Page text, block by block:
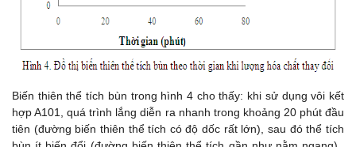
Biến thiên thể tích bùn trong hình 4 cho thấy: khi sử dụng vôi kết
hợp A101, quá trình lắng diễn ra nhanh trong khoảng 20 phút đầu
tiên (đường biến thiên thể tích có độ dốc rất lớn), sau đó thể tích